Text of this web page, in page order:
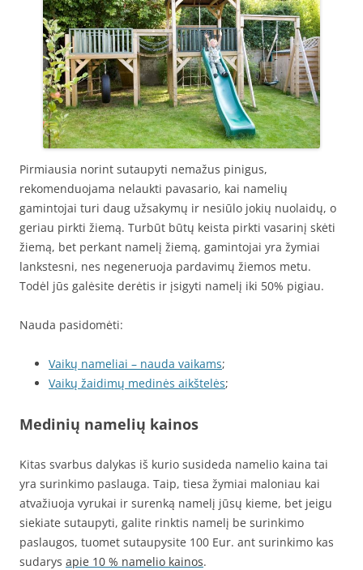
Pirmiausia norint sutaupyti nemažus pinigus,
rekomenduojama nelaukti pavasario, kai namelių
gamintojai turi daug užsakymų ir nesiūlo jokių nuolaidų, o
geriau pirkti žiemą. Turbūt būtų keista pirkti vasarinį skėti
žiemą, bet perkant namelį žiemą, gamintojai yra žymiai
lankstesni, nes negeneruoja pardavimų žiemos metu.
Todėl jūs galėsite derėtis ir įsigyti namelį iki 50% pigiau.
Nauda pasidomėti:
Vaikų nameliai – nauda vaikams;
Vaikų žaidimų medinės aikštelės;
Medinių namelių kainos
Kitas svarbus dalykas iš kurio susideda namelio kaina tai
yra surinkimo paslauga. Taip, tiesa žymiai maloniau kai
atvažiuoja vyrukai ir surenką namelį jūsų kieme, bet jeigu
siekiate sutaupyti, galite rinktis namelį be surinkimo
paslaugos, tuomet sutaupysite 100 Eur. ant surinkimo kas
sudarys apie 10 % namelio kainos.